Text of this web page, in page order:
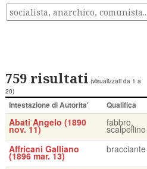
759 risultati (visualizzati da 1 a
20)
Intestazione di Autorita' Qualifica
Abati Angelo (1890
nov. 11)
fabbro,
scalpellino
Affricani Galliano
(1896 mar. 13)
bracciante